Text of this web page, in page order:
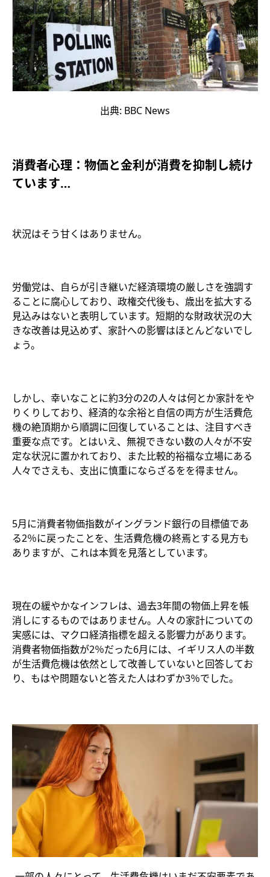
出典: BBC News
消費者心理：物価と金利が消費を抑制し続け
ています…
状況はそう甘くはありません。
労働党は、自らが引き継いだ経済環境の厳しさを強調す
ることに腐心しており、政権交代後も、歳出を拡大する
見込みはないと表明しています。短期的な財政状況の大
きな改善は見込めず、家計への影響はほとんどないでし
ょう。
しかし、幸いなことに約3分の2の人々は何とか家計をや
りくりしており、経済的な余裕と自信の両方が生活費危
機の絶頂期から順調に回復していることは、注目すべき
重要な点です。とはいえ、無視できない数の人々が不安
定な状況に置かれており、また比較的裕福な立場にある
人々でさえも、支出に慎重にならざるをを得ません。
5月に消費者物価指数がイングランド銀行の目標値であ
る2％に戻ったことを、生活費危機の終焉とする見方も
ありますが、これは本質を見落としています。
現在の緩やかなインフレは、過去3年間の物価上昇を帳
消しにするものではありません。人々の家計についての
実感には、マクロ経済指標を超える影響力があります。
消費者物価指数が2％だった6月には、イギリス人の半数
が生活費危機は依然として改善していないと回答してお
り、もはや問題ないと答えた人はわずか3％でした。